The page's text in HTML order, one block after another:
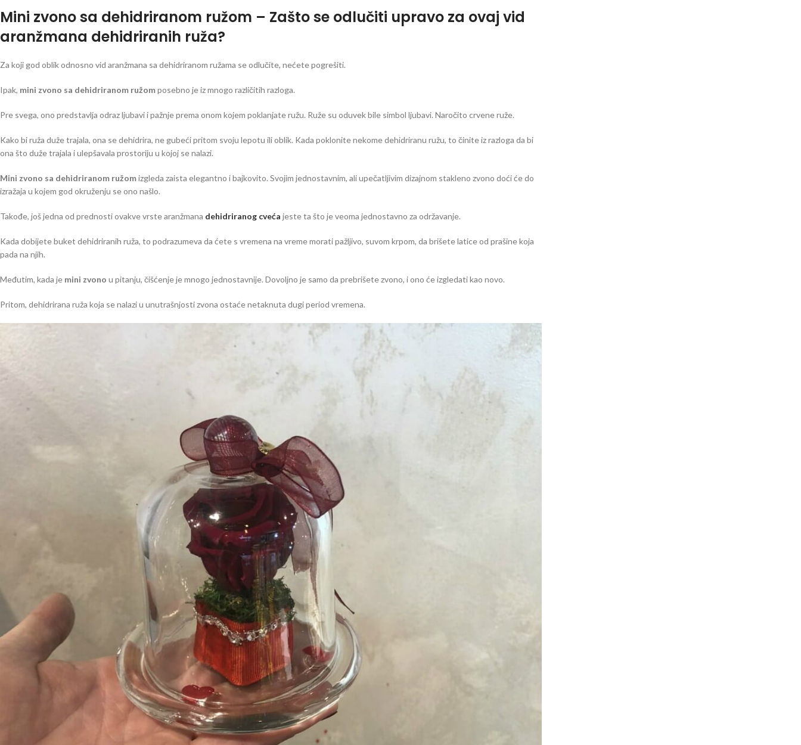
Mini zvono sa dehidriranom ružom – Zašto se odlučiti upravo za ovaj vid
aranžmana dehidriranih ruža?
Za koji god oblik odnosno vid aranžmana sa dehidriranom ružama se odlučite, nećete pogrešiti.
Ipak, mini zvono sa dehidriranom ružomposebno je iz mnogo različitih razloga.
Pre svega, ono predstavlja odraz ljubavi i pažnje prema onom kojem poklanjate ružu. Ruže su oduvek bile simbol ljubavi. Naročito crvene ruže.
Kako bi ruža duže trajala, ona se dehidrira, ne gubeći pritom svoju lepotu ili oblik. Kada poklonite nekome dehidriranu ružu, to činite iz razloga da bi
ona što duže trajala i ulepšavala prostoriju u kojoj se nalazi.
Mini zvono sa dehidriranom ružomizgleda zaista elegantno i bajkovito. Svojim jednostavnim, ali upečatljivim dizajnom stakleno zvono doći će do
izražaja u kojem god okruženju se ono našlo.
Takođe, još jedna od prednosti ovakve vrste aranžmana dehidriranog cveća jeste ta što je veoma jednostavno za održavanje.
Kada dobijete buket dehidriranih ruža, to podrazumeva da ćete s vremena na vreme morati pažljivo, suvom krpom, da brišete latice od prašine koja
pada na njih.
Međutim, kada je mini zvono u pitanju, čišćenje je mnogo jednostavnije. Dovoljno je samo da prebrišete zvono, i ono će izgledati kao novo.
Pritom, dehidrirana ruža koja se nalazi u unutrašnjosti zvona ostaće netaknuta dugi period vremena.